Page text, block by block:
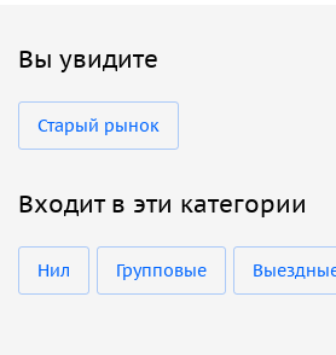
Вы увидите
Старый рынок
Входит в эти категории
Нил Групповые